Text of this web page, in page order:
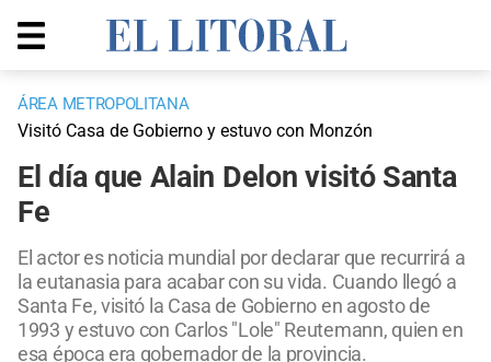
ÁREA METROPOLITANA
Visitó Casa de Gobierno y estuvo con Monzón
El día que Alain Delon visitó Santa
Fe
El actor es noticia mundial por declarar que recurrirá a
la eutanasia para acabar con su vida. Cuando llegó a
Santa Fe, visitó la Casa de Gobierno en agosto de
1993 y estuvo con Carlos "Lole" Reutemann, quien en
esa época era gobernador de la provincia.